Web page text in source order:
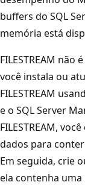
buffers do SQL
memória está
FILESTREAM
você instala ou
FILESTREAM
e o SQL Server
FILESTREAM,
dados para
Em seguida, crie
ela contenha uma